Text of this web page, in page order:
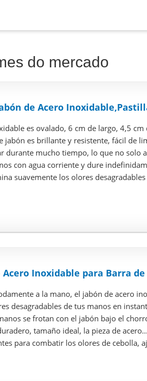
do mercado
de Acero
es ovalado, 6 cm de largo, 4,5 cm
jabón es brillante y resistente, fácil de
durante mucho tiempo, lo que no solo
con agua corriente y dure
suavemente los olores
Inoxidable para Barra de
a la mano, el jabón de acero
desagradables de tus manos en
se frotan con el jabón bajo el
tamaño ideal, la pieza de acero...
para combatir los olores de cebolla,